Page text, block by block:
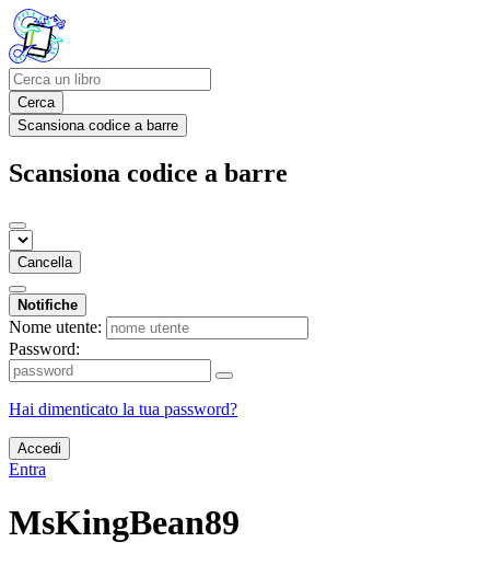
Cerca
Scansiona codice a barre
Scansiona codice a barre
Cancella
Notifiche
Nome utente:
Password:
Hai dimenticato la tua password?
Accedi
Entra
MsKingBean89